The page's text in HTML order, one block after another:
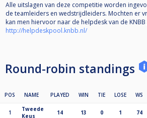
Alle uitslagen van deze competitie worden
de teamleiders en wedstrijdleiders. Mochten er
kan men hiervoor naar de helpdesk van de KNBB
http://helpdeskpool.knbb.nl/
Round-robin standings
POS NAME PLAYED WIN TIE LOSE WS
1
Tweede
Keus
14 13 0 1 74